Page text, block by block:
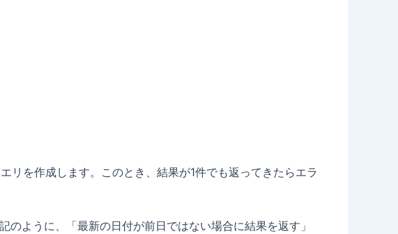
を作成します。このとき、結果が1件でも返ってきたらエラ
ように、「最新の日付が前日ではない場合に結果を返す」